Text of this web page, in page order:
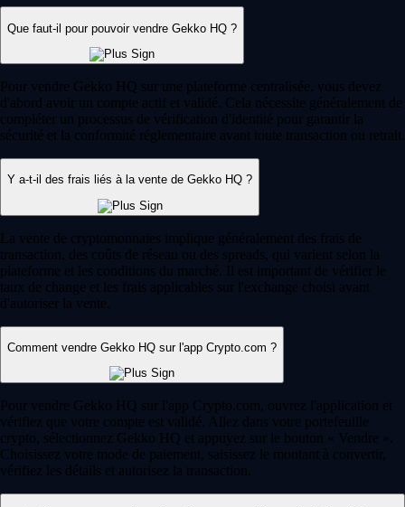
Que faut-il pour pouvoir vendre Gekko HQ ?
Pour vendre Gekko HQ sur une plateforme centralisée, vous devez
d'abord avoir un compte actif et validé. Cela nécessite généralement de
compléter un processus de vérification d'identité pour garantir la
sécurité et la conformité réglementaire avant toute transaction ou retrait.
Y a-t-il des frais liés à la vente de Gekko HQ ?
La vente de cryptomonnaies implique généralement des frais de
transaction, des coûts de réseau ou des spreads, qui varient selon la
plateforme et les conditions du marché. Il est important de vérifier le
taux de change et les frais applicables sur l'exchange choisi avant
d'autoriser la vente.
Comment vendre Gekko HQ sur l'app Crypto.com ?
Pour vendre Gekko HQ sur l'app Crypto.com, ouvrez l'application et
vérifiez que votre compte est validé. Allez dans votre portefeuille
crypto, sélectionnez Gekko HQ et appuyez sur le bouton « Vendre ».
Choisissez votre mode de paiement, saisissez le montant à convertir,
vérifiez les détails et autorisez la transaction.